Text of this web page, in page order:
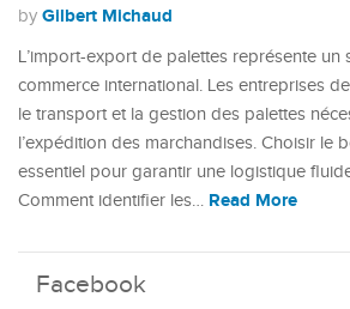
by Gilbert Michaud
L’import-export de palettes représente un
commerce international. Les entreprises
le transport et la gestion des palettes
l’expédition des marchandises. Choisir le
essentiel pour garantir une logistique
Comment identifier les… Read More
Facebook